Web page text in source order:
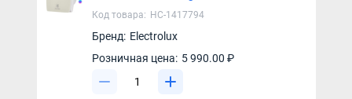
Код товара: НС-1417794
Бренд: Electrolux
Розничная цена: 5 990.00 ₽